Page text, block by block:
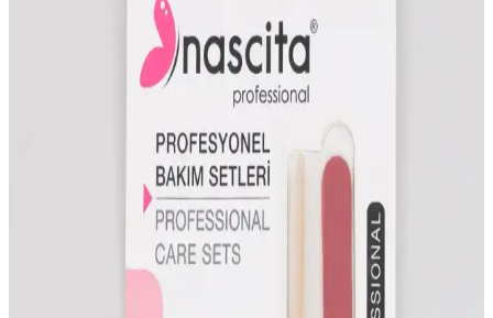
Tırnak bakımı, sağlıklı ve estetik görünüm için düzenli temizlik,
uygun şekillendirme ve doğru ürün kullanımını gerektirir. Aile
eleştirileri özgüveni etkileyebilir, bu yüzden kişisel bakım rutini
Leopar Tırnak Dövmesi: Moda ve Estetiği Bir
Arada Sunan Pratik Süsleme Çözümü
Leopar tırnak dövmesi, kolay uygulanabilir ve uzun süre
dayanabilen tasarımıyla günlük ve özel günler için ideal şık tırnak
Oje Bazı Uygulama Adımları ve Uzun Ömürlü